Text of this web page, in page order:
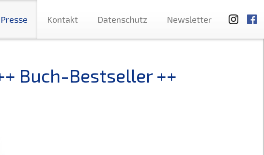
Presse Kontakt Datenschutz Newsletter
Buch-Bestseller ++